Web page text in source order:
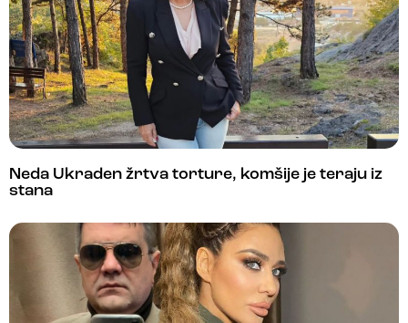
Neda Ukraden žrtva torture, komšije je teraju iz
stana